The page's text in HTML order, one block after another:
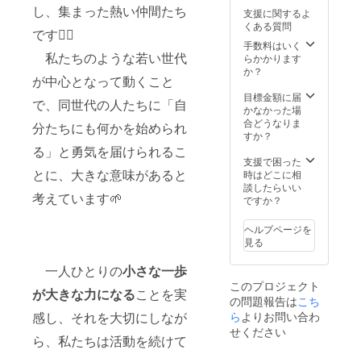
し、集まった熱い仲間たち
です❤️‍🔥
私たちのような若い世代
が中心となって動くこと
で、同世代の人たちに「自
分たちにも何かを始められ
る」と勇気を届けられるこ
とに、大きな意味があると
考えています🌱
一人ひとりの小さな一歩
が大きな力になることを実
感し、それを大切にしなが
ら、私たちは活動を続けて
リター
ンに貼
付され
たラベ
をご確
認くだ
さい。
りま
す。 ※
画像は
イメー
す。
支援に関するよ
くある質問
手数料はいく
らかかります
か？
目標金額に届
かなかった場
合どうなりま
すか？
支援で困った
時はどこに相
談したらいい
ですか？
ヘルプページを
見る
このプロジェクト
の問題報告はこち
ら よりお問い合わ
せください